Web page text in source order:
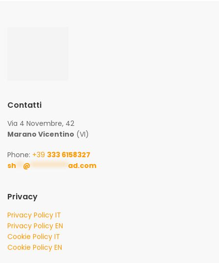
Contatti
Via 4 Novembre, 42
Marano Vicentino (VI)
Phone: +39 333 6158327
sh ** @ *********** ad.com
Privacy
Privacy Policy IT
Privacy Policy EN
Cookie Policy IT
Cookie Policy EN